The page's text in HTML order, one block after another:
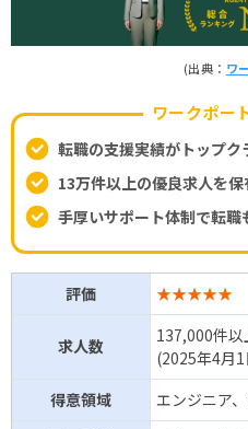
(出典： ワ
ワークポー
転職の支援実績がトップク
13万件以上の優良求人を保
手厚いサポート体制で転職
評価 ★★★★★
求人数
137,000件以
(2025年4月
得意領域
エンジニア